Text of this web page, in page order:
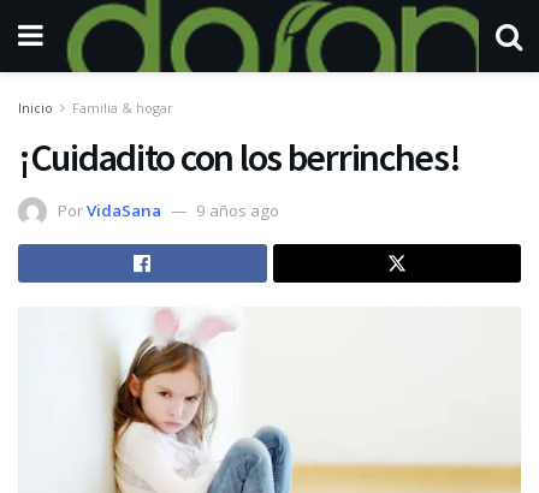
Inicio Familia & hogar
¡Cuidadito con los berrinches!
PorVidaSana 9 años ago